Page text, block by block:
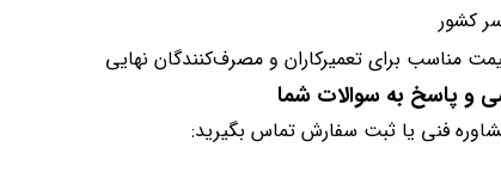
کشور
مناسب برای تعمیرکاران و مصرف‌کنندگان نهایی
و پاسخ به سوالات شما
فنی یا ثبت سفارش تماس بگیرید: